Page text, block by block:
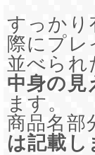
すっかり
際にプレ
並べられ
中身の見
ます。
商品名部
は記載し